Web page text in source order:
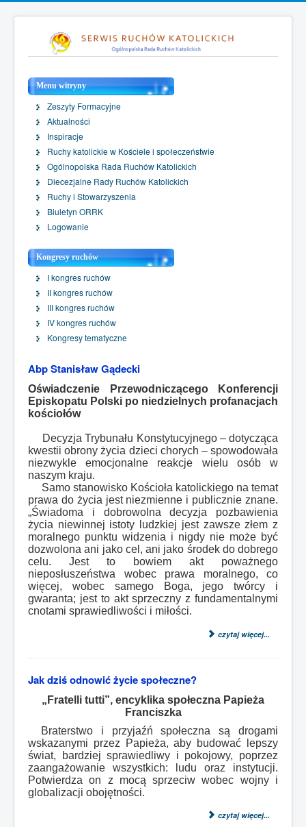
Menu witryny
Zeszyty Formacyjne
Aktualności
Inspiracje
Ruchy katolickie w Kościele i społeczeństwie
Ogólnopolska Rada Ruchów Katolickich
Diecezjalne Rady Ruchów Katolickich
Ruchy i Stowarzyszenia
Biuletyn ORRK
Logowanie
Kongresy ruchów
I kongres ruchów
II kongres ruchów
III kongres ruchów
IV kongres ruchów
Kongresy tematyczne
Abp Stanisław Gądecki
Oświadczenie Przewodniczącego Konferencji
Episkopatu Polski po niedzielnych profanacjach
kościołów
Decyzja Trybunału Konstytucyjnego – dotycząca
kwestii obrony życia dzieci chorych – spowodowała
niezwykle emocjonalne reakcje wielu osób w
naszym kraju.
Samo stanowisko Kościoła katolickiego na temat
prawa do życia jest niezmienne i publicznie znane.
„Świadoma i dobrowolna decyzja pozbawienia
życia niewinnej istoty ludzkiej jest zawsze złem z
moralnego punktu widzenia i nigdy nie może być
dozwolona ani jako cel, ani jako środek do dobrego
celu. Jest to bowiem akt poważnego
nieposłuszeństwa wobec prawa moralnego, co
więcej, wobec samego Boga, jego twórcy i
gwaranta; jest to akt sprzeczny z fundamentalnymi
cnotami sprawiedliwości i miłości.
czytaj więcej...
Jak dziś odnowić życie społeczne?
„Fratelli tutti”, encyklika społeczna Papieża
Franciszka
Braterstwo i przyjaźń społeczna są drogami
wskazanymi przez Papieża, aby budować lepszy
świat, bardziej sprawiedliwy i pokojowy, poprzez
zaangażowanie wszystkich: ludu oraz instytucji.
Potwierdza on z mocą sprzeciw wobec wojny i
globalizacji obojętności.
czytaj więcej...